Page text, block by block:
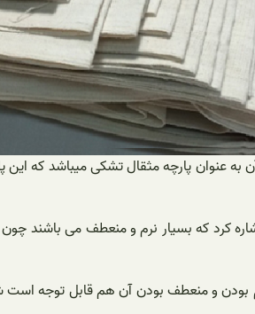
به عنوان پارچه مثقال تشکی میباشد که
کرد که بسیار نرم و منعطف می باشند
بودن و منعطف بودن آن هم قابل توجه